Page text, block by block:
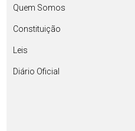
Quem Somos
Constituição
Leis
Diário Oficial